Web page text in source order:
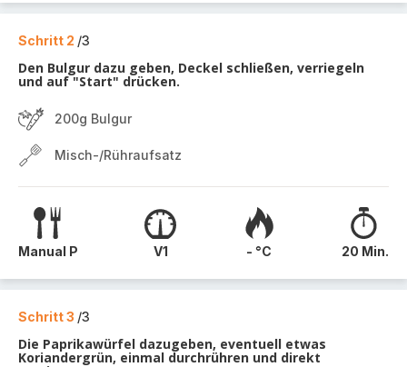
Schritt 2 /3
Den Bulgur dazu geben, Deckel schließen, verriegeln
und auf "Start" drücken.
200g Bulgur
Misch-/Rühraufsatz
Manual P V1 - °C 20 Min.
Schritt 3 /3
Die Paprikawürfel dazugeben, eventuell etwas
Koriandergrün, einmal durchrühren und direkt